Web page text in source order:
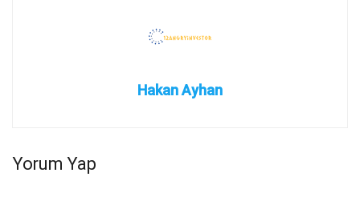
Hakan Ayhan
Yorum Yap